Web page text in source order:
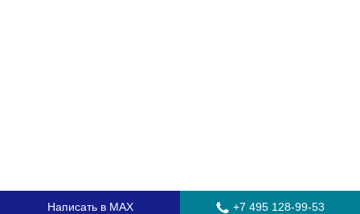
Написать в MAX +7 495 128-99-53